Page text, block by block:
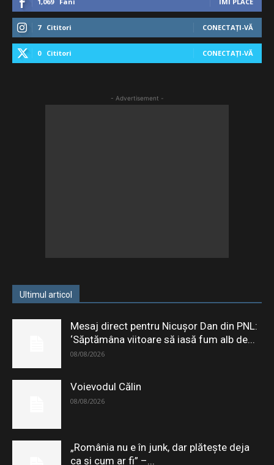
7 Cititori CONECTAȚI-VĂ
0 Cititori CONECTAȚI-VĂ
- Advertisement -
Ultimul articol
Mesaj direct pentru Nicușor Dan din PNL:
‘Săptămâna viitoare să iasă fum alb de...
08/08/2026
Voievodul Călin
08/08/2026
„România nu e în junk, dar plătește deja
ca și cum ar fi” –...